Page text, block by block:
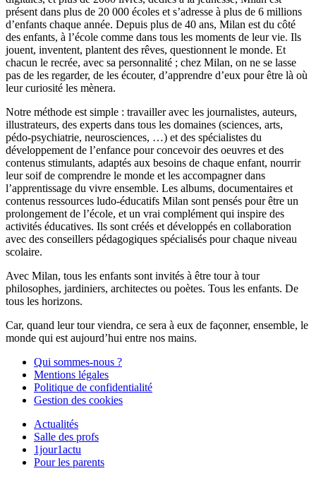
présent dans plus de 20 000 écoles et s’adresse à plus de 6 millions
d’enfants chaque année. Depuis plus de 40 ans, Milan est du côté
des enfants, à l’école comme dans tous les moments de leur vie. Ils
jouent, inventent, plantent des rêves, questionnent le monde. Et
chacun le recrée, avec sa personnalité ; chez Milan, on ne se lasse
pas de les regarder, de les écouter, d’apprendre d’eux pour être là où
leur curiosité les mènera.
Notre méthode est simple : travailler avec les journalistes, auteurs,
illustrateurs, des experts dans tous les domaines (sciences, arts,
pédo-psychiatrie, neurosciences, …) et des spécialistes du
développement de l’enfance pour concevoir des oeuvres et des
contenus stimulants, adaptés aux besoins de chaque enfant, nourrir
leur soif de comprendre le monde et les accompagner dans
l’apprentissage du vivre ensemble. Les albums, documentaires et
contenus ressources ludo-éducatifs Milan sont pensés pour être un
prolongement de l’école, et un vrai complément qui inspire des
activités éducatives. Ils sont créés et développés en collaboration
avec des conseillers pédagogiques spécialisés pour chaque niveau
scolaire.
Avec Milan, tous les enfants sont invités à être tour à tour
philosophes, jardiniers, architectes ou poètes. Tous les enfants. De
tous les horizons.
Car, quand leur tour viendra, ce sera à eux de façonner, ensemble, le
monde qui est aujourd’hui entre nos mains.
Qui sommes-nous ?
Mentions légales
Politique de confidentialité
Gestion des cookies
Actualités
Salle des profs
1jour1actu
Pour les parents